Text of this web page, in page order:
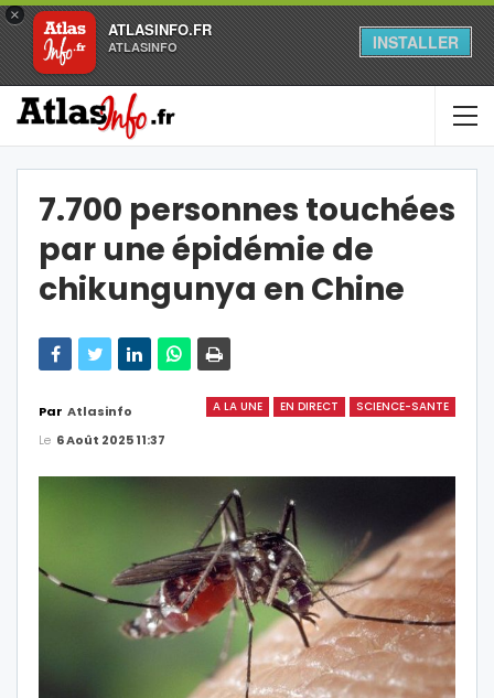
×
ATLASINFO.FR
ATLASINFO INSTALLER
7.700 personnes touchées
par une épidémie de
chikungunya en Chine
A LA UNE EN DIRECT SCIENCE-SANTE
Par Atlasinfo
Le 6 Août 2025 11:37